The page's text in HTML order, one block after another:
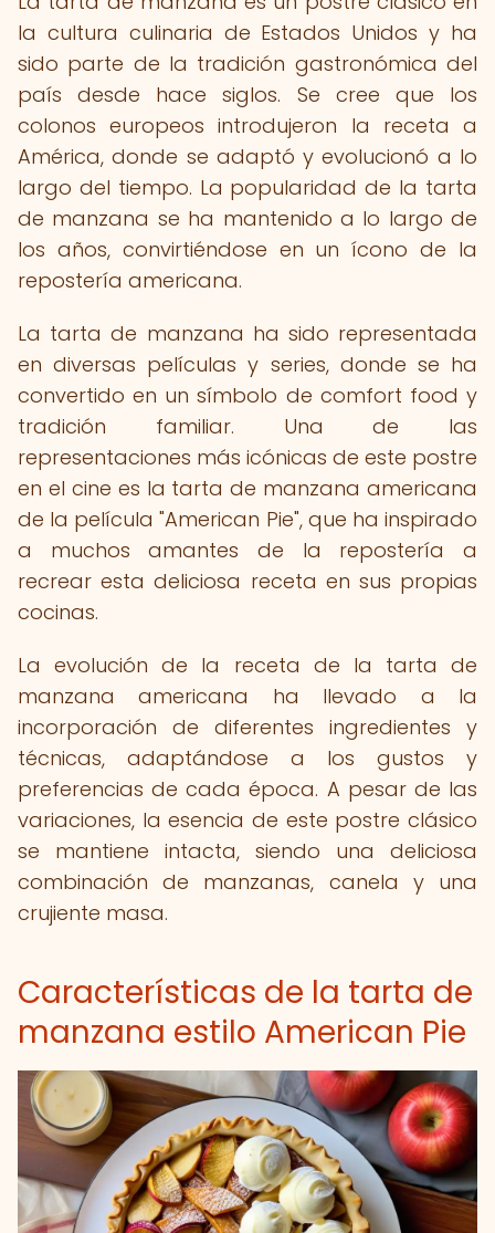
la cultura culinaria de Estados Unidos y ha
sido parte de la tradición gastronómica del
país desde hace siglos. Se cree que los
colonos europeos introdujeron la receta a
América, donde se adaptó y evolucionó a lo
largo del tiempo. La popularidad de la tarta
de manzana se ha mantenido a lo largo de
los años, convirtiéndose en un ícono de la
repostería americana.
La tarta de manzana ha sido representada
en diversas películas y series, donde se ha
convertido en un símbolo de comfort food y
tradición familiar. Una de las
representaciones más icónicas de este postre
en el cine es la tarta de manzana americana
de la película "American Pie", que ha inspirado
a muchos amantes de la repostería a
recrear esta deliciosa receta en sus propias
cocinas.
La evolución de la receta de la tarta de
manzana americana ha llevado a la
incorporación de diferentes ingredientes y
técnicas, adaptándose a los gustos y
preferencias de cada época. A pesar de las
variaciones, la esencia de este postre clásico
se mantiene intacta, siendo una deliciosa
combinación de manzanas, canela y una
crujiente masa.
Características de la tarta de
manzana estilo American Pie